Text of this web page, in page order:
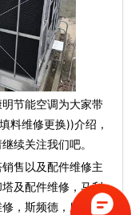
节能空调为大家带
料维修更换))介绍，
续关注我们吧。
售以及配件维修主
及配件维修，马利
，斯频德，康明，